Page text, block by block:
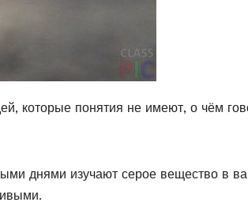
которые понятия не имеют, о чём
днями изучают серое вещество в